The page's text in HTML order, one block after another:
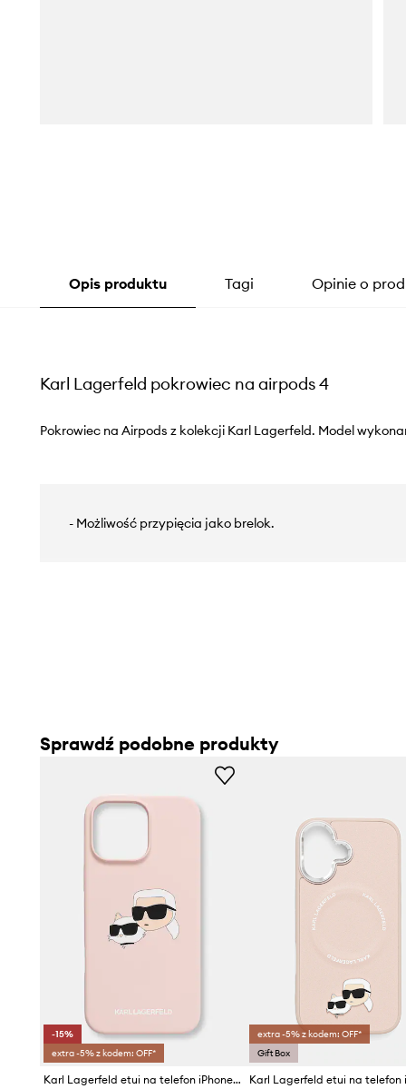
Opis produktu Tagi Opinie o
Karl Lagerfeld pokrowiec na airpods 4
Pokrowiec na Airpods z kolekcji Karl Lagerfeld. Model
- Możliwość przypięcia jako brelok.
Sprawdź podobne produkty
-15%
extra -5% z kodem: OFF*
Karl Lagerfeld etui na telefon iPhone 16 Pro Max
extra -5% z kodem: OFF*
Gift Box